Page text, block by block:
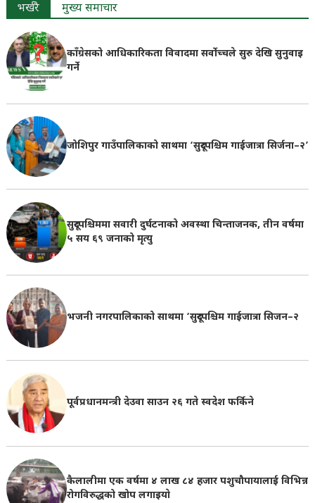
भर्खरै मुख्य समाचार
काँग्रेसको आधिकारिकता विवादमा सर्वोच्चले सुरु देखि सुनुवाइ
गर्ने
जोशिपुर गाउँपालिकाको साथमा ‘सुदूरपश्चिम गाईजात्रा सिर्जना–२’
सुदूरपश्चिममा सवारी दुर्घटनाको अवस्था चिन्ताजनक, तीन वर्षमा
५ सय ६९ जनाको मृत्यु
भजनी नगरपालिकाको साथमा ‘सुदूरपश्चिम गाईजात्रा सिजन–२
पूर्वप्रधानमन्त्री देउवा साउन २६ गते स्वदेश फर्किने
कैलालीमा एक वर्षमा ४ लाख ८४ हजार पशुचौपायालाई विभिन्न
रोगविरुद्धको खोप लगाइयाे